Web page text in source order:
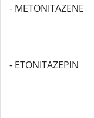
- METONITAZENE
- ETONITAZEPIN